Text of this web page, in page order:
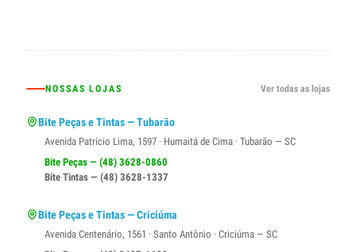
NOSSAS LOJAS Ver todas as lojas
Bite Peças e Tintas — Tubarão
Avenida Patrício Lima, 1597 · Humaitá de Cima · Tubarão — SC
Bite Peças — (48) 3628-0860
Bite Tintas — (48) 3628-1337
Bite Peças e Tintas — Criciúma
Avenida Centenário, 1561 · Santo Antônio · Criciúma — SC